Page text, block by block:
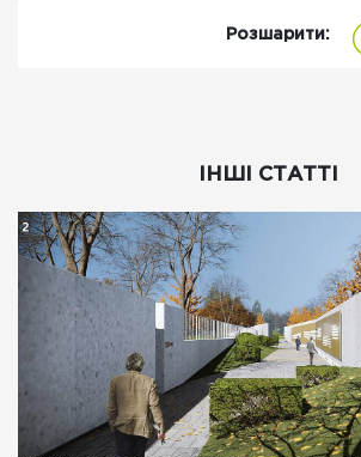
Розшарити:
ІНШІ СТАТТІ